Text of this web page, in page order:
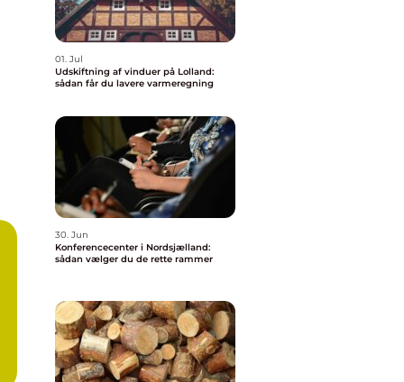
01. Jul
Udskiftning af vinduer på Lolland:
sådan får du lavere varmeregning
30. Jun
Konferencecenter i Nordsjælland:
sådan vælger du de rette rammer